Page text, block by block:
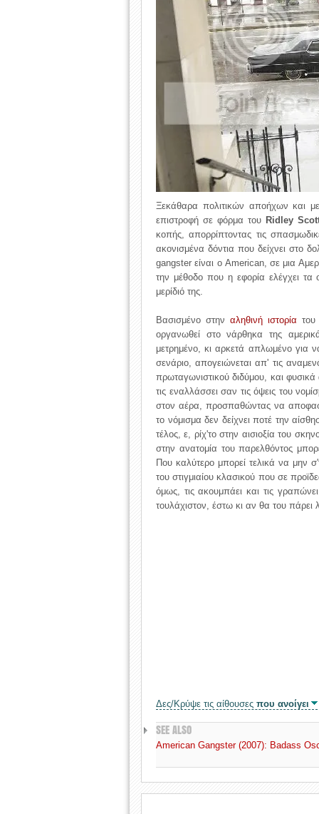
Ξεκάθαρα πολιτικών αποήχων και
επιστροφή σε φόρμα του Ridley
κοπής, απορρίπτοντας τις
ακονισμένα δόντια που δείχνει στο
gangster είναι ο American, σε μια
την μέθοδο που η εφορία ελέγχει τα
μερίδιό της.
Βασισμένο στην αληθινή ιστορία
οργανωθεί στο νάρθηκα της
μετρημένο, κι αρκετά απλωμένο για
σενάριο, απογειώνεται απ' τις
πρωταγωνιστικού διδύμου, και φυσικά
τις εναλλάσσει σαν τις όψεις του
στον αέρα, προσπαθώντας να
το νόμισμα δεν δείχνει ποτέ την
τέλος, ε, ρίχ'το στην αισιοξία του
στην ανατομία του παρελθόντος
Που καλύτερο μπορεί τελικά να μην
του στιγμιαίου κλασικού που σε
όμως, τις ακουμπάει και τις
τουλάχιστον, έστω κι αν θα του πάρει
Δες/Κρύψε τις αίθουσες που ανοίγει
SEE ALSO
American Gangster (2007): Badass